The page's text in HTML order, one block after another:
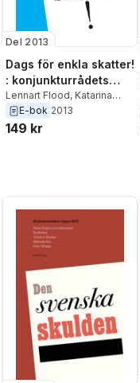
Del 2013
Dags för enkla skatter!
: konjunkturrådets
rapport 2013
Lennart Flood, Katarina
Nordblom,Daniel
Waldenström
E-bok 2013
149 kr